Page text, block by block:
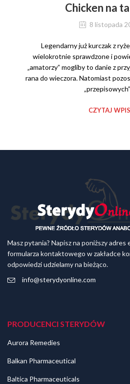
Chicken na
8 listopada
Legendarny już kurczak z
wielokrotnie sprawdzone i
„amatorzy” mogliby to danie z
rana do wieczora. Natomiast
CZYTAJ WPIS
Masz pytania? Napisz na poniższy adres
formularza kontaktowego w zakładce
odpowiedzi udzielamy na bieżąco.
info@sterydyonline.com
PRODUCENCI STERYDÓW
Aurora Remedies
Balkan Pharmaceutical
Baltica Pharmaceuticals